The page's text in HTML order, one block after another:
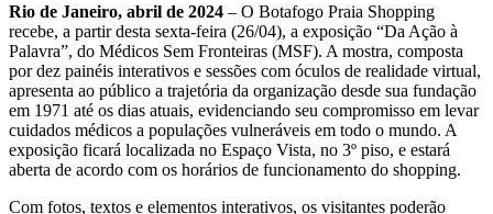
Rio de Janeiro, abril de 2024 – O Botafogo Praia Shopping
recebe, a partir desta sexta-feira (26/04), a exposição “Da Ação à
Palavra”, do Médicos Sem Fronteiras (MSF). A mostra, composta
por dez painéis interativos e sessões com óculos de realidade virtual,
apresenta ao público a trajetória da organização desde sua fundação
em 1971 até os dias atuais, evidenciando seu compromisso em levar
cuidados médicos a populações vulneráveis em todo o mundo. A
exposição ficará localizada no Espaço Vista, no 3º piso, e estará
aberta de acordo com os horários de funcionamento do shopping.
Com fotos, textos e elementos interativos, os visitantes poderão